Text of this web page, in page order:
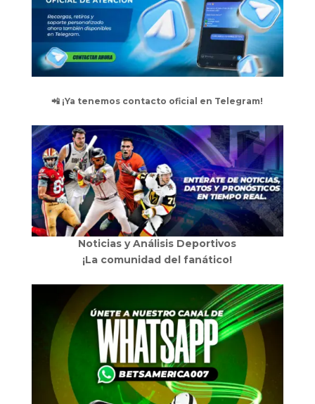
📲 ¡Ya tenemos contacto oficial en Telegram!
Noticias y Análisis Deportivos
¡La comunidad del fanático!